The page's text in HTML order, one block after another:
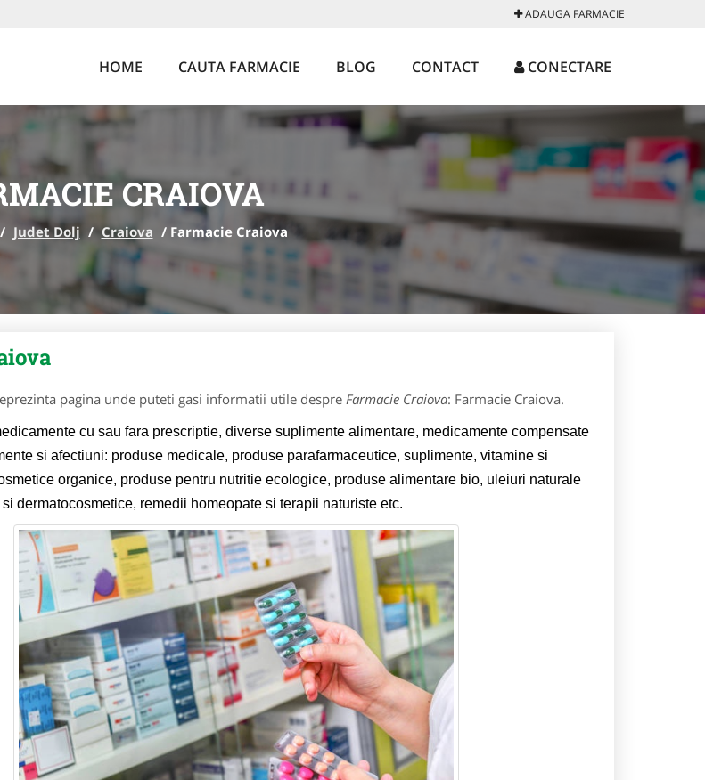
ADAUGA FARMACIE
HOME CAUTA FARMACIE BLOG CONTACT CONECTARE
CRAIOVA
/ Judet Dolj / Craiova / Farmacie Craiova
pagina unde puteti gasi informatii utile despre Farmacie Craiova: Farmacie Craiova.
cu sau fara prescriptie, diverse suplimente alimentare, medicamente compensate
si afectiuni: produse medicale, produse parafarmaceutice, suplimente, vitamine si
organice, produse pentru nutritie ecologice, produse alimentare bio, uleiuri naturale
dermatocosmetice, remedii homeopate si terapii naturiste etc.